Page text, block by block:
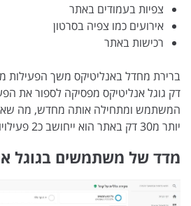
צפיות בעמודים באתר
אירועים כמו צפיה בסרטון
רכישות באתר
דק גוגל אנליטיקס מפסיקה לספור את
המשתמש ומתחילה אותה מחדש, מה
יותר מ30 דק באתר הוא ייחושב כ2 פעילויות באתר.
מדד של משתמשים בגוגל